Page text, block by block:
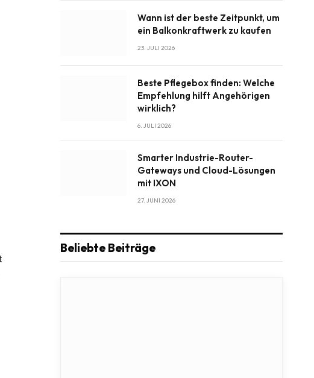
Wann ist der beste Zeitpunkt, um
ein Balkonkraftwerk zu kaufen
23. JULI 2026
Beste Pflegebox finden: Welche
Empfehlung hilft Angehörigen
wirklich?
6. JULI 2026
Smarter Industrie-Router-
Gateways und Cloud-Lösungen
mit IXON
27. JUNI 2026
Beliebte Beiträge